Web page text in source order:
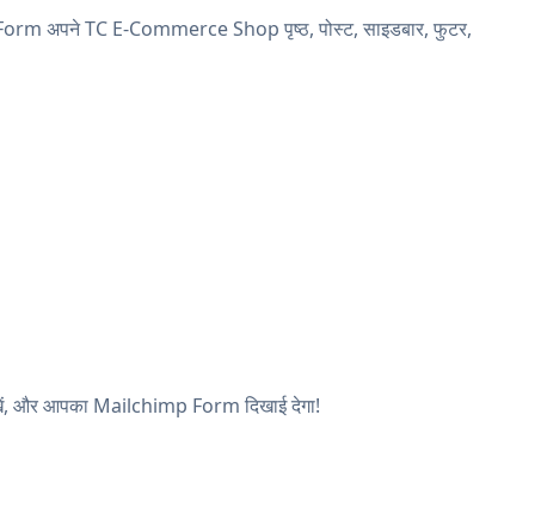
अपने TC E-Commerce Shop पृष्ठ, पोस्ट, साइडबार, फुटर,
और आपका Mailchimp Form दिखाई देगा!